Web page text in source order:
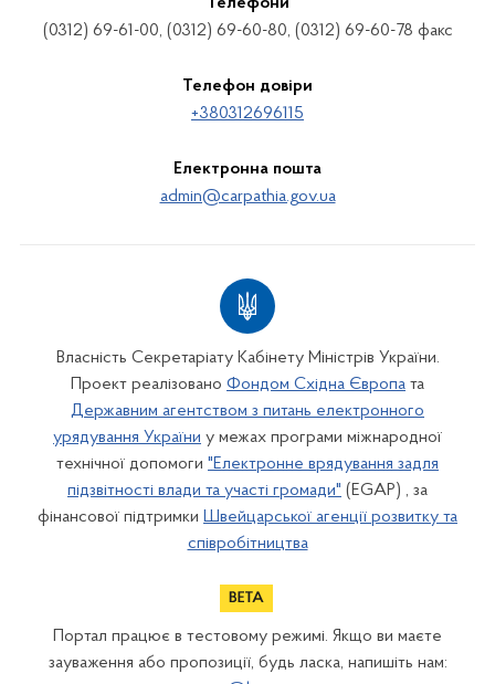
(0312) 69-61-00, (0312) 69-60-80, (0312) 69-60-78 факс
Телефон довіри
+380312696115
Електронна пошта
admin@carpathia.gov.ua
Власність Секретаріату Кабінету Міністрів України.
Проект реалізовано Фондом Східна Європа та
Державним агентством з питань електронного
урядування України у межах програми міжнародної
технічної допомоги "Електронне врядування задля
підзвітності влади та участі громади" (EGAP) , за
фінансової підтримки Швейцарської агенції розвитку та
співробітництва
Портал працює в тестовому режимі. Якщо ви маєте
зауваження або пропозиції, будь ласка, напишіть нам: